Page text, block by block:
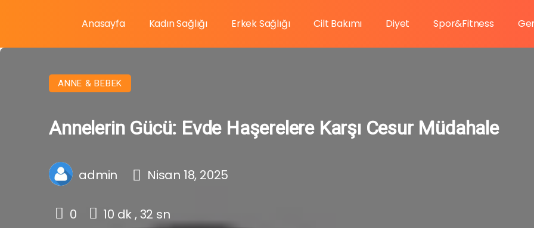
Anasayfa Kadın Sağlığı Erkek Sağlığı Cilt Bakımı Diyet Spor&Fitness
ANNE & BEBEK
Annelerin Gücü: Evde Haşerelere Karşı Cesur Müdahale
admin Nisan 18, 2025
0 10 dk , 32 sn